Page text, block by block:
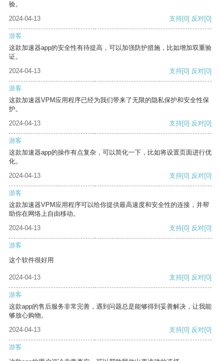
验。
2024-04-13
支持[0] 反对[0]
游客
这款加速器app的安全性有待提高，可以加强防护措施，比如增加双重验
证。
2024-04-13
支持[0] 反对[0]
游客
这款加速器VPM应用程序已经为我们带来了无限的隐私保护和安全性保
护。
2024-04-13
支持[0] 反对[0]
游客
这款加速器app的操作有点复杂，可以简化一下，比如将设置页面进行优
化。
2024-04-13
支持[0] 反对[0]
游客
这款加速器VPM应用程序可以给你提供最高速度和安全性的连接，并帮
助你在网络上自由移动。
2024-04-13
支持[0] 反对[0]
游客
这个软件很好用
2024-04-13 支持[0] 反对[0]
游客
这款app的售后服务非常完善，遇到问题总是能够得到妥善解决，让我能
够放心购物。
2024-04-13
支持[0] 反对[0]
游客